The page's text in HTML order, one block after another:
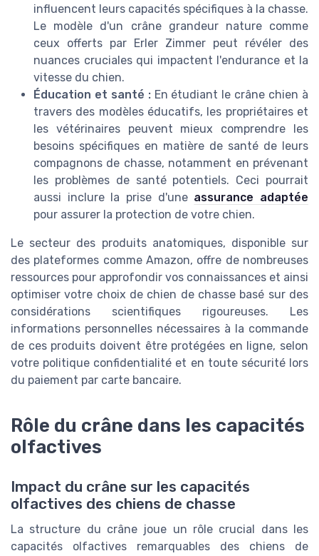
influencent leurs capacités spécifiques à la chasse.
Le modèle d'un crâne grandeur nature comme
ceux offerts par Erler Zimmer peut révéler des
nuances cruciales qui impactent l'endurance et la
vitesse du chien.
Éducation et santé :En étudiant le crâne chien à
travers des modèles éducatifs, les propriétaires et
les vétérinaires peuvent mieux comprendre les
besoins spécifiques en matière de santé de leurs
compagnons de chasse, notamment en prévenant
les problèmes de santé potentiels. Ceci pourrait
aussi inclure la prise d'une assurance adaptée
pour assurer la protection de votre chien.
Le secteur des produits anatomiques, disponible sur
des plateformes comme Amazon, offre de nombreuses
ressources pour approfondir vos connaissances et ainsi
optimiser votre choix de chien de chasse basé sur des
considérations scientifiques rigoureuses. Les
informations personnelles nécessaires à la commande
de ces produits doivent être protégées en ligne, selon
votre politique confidentialité et en toute sécurité lors
du paiement par carte bancaire.
Rôle du crâne dans les capacités
olfactives
Impact du crâne sur les capacités
olfactives des chiens de chasse
La structure du crâne joue un rôle crucial dans les
capacités olfactives remarquables des chiens de